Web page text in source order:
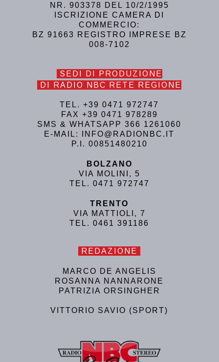
NR. 903378 DEL 10/2/1995
ISCRIZIONE CAMERA DI
COMMERCIO:
BZ 91663 REGISTRO IMPRESE BZ
008-7102
SEDI DI PRODUZIONE
DI RADIO NBC RETE REGIONE
TEL. +39 0471 972747
FAX +39 0471 978289
SMS & WHATSAPP 366 1261060
E-MAIL: INFO@RADIONBC.IT
P.I. 00851480210
BOLZANO
VIA MOLINI, 5
TEL. 0471 972747
TRENTO
VIA MATTIOLI, 7
TEL. 0461 391186
REDAZIONE
MARCO DE ANGELIS
ROSANNA NANNARONE
PATRIZIA ORSINGHER
VITTORIO SAVIO (SPORT)